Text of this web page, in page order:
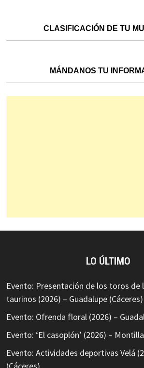
CLASIFICACIÓN DE TU
MÁNDANOS TU
LO ÚLTIMO
Evento: Presentación de los toros de
taurinos (2026) – Guadalupe (Cáceres)
Evento: Ofrenda floral (2026) –
Evento: ‘El casoplón’ (2026) –
Evento: Actividades deportivas Velá
(Cáceres)